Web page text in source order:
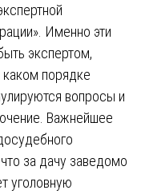
Именно эти
экспертом,
каком порядке
вопросы и
Важнейшее
за дачу заведомо
уголовную